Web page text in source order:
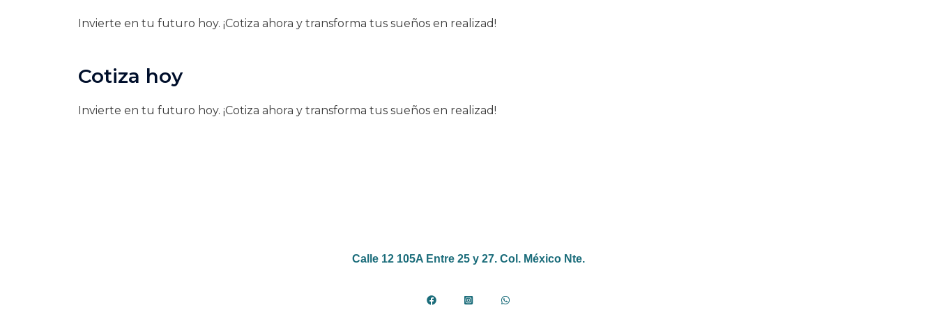
Invierte en tu futuro hoy. ¡Cotiza ahora y transforma tus sueños en realizad!
Cotiza hoy
Invierte en tu futuro hoy. ¡Cotiza ahora y transforma tus sueños en realizad!
Calle 12 105A Entre 25 y 27. Col. México Nte.